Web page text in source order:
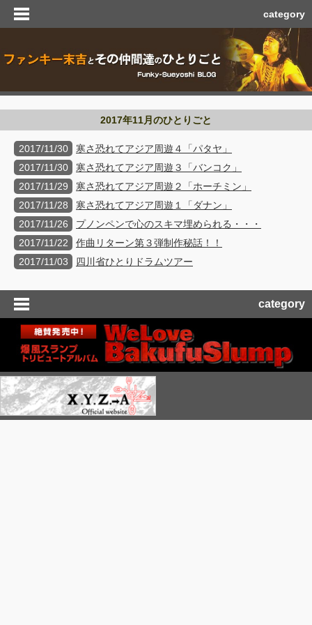
category
2017年11月のひとりごと
2017/11/30
寒さ恐れてアジア周遊４「パタヤ」
2017/11/30
寒さ恐れてアジア周遊３「バンコク」
2017/11/29
寒さ恐れてアジア周遊２「ホーチミン」
2017/11/28
寒さ恐れてアジア周遊１「ダナン」
2017/11/26
プノンペンで心のスキマ埋められる・・・
2017/11/22
作曲リターン第３弾制作秘話！！
2017/11/03
四川省ひとりドラムツアー
category